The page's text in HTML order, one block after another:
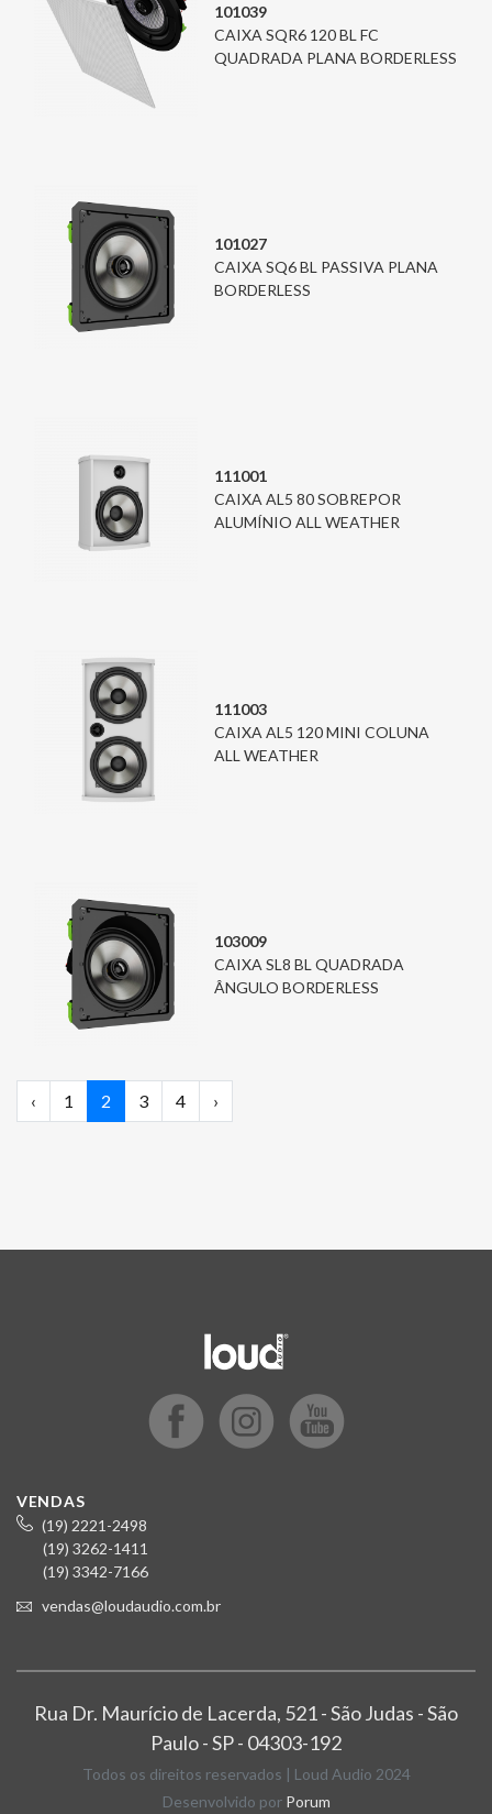
101039
CAIXA SQR6 120 BL FC
QUADRADA PLANA BORDERLESS
101027
CAIXA SQ6 BL PASSIVA PLANA
BORDERLESS
111001
CAIXA AL5 80 SOBREPOR
ALUMÍNIO ALL WEATHER
111003
CAIXA AL5 120 MINI COLUNA
ALL WEATHER
103009
CAIXA SL8 BL QUADRADA
ÂNGULO BORDERLESS
‹ 1 2 3 4 ›
VENDAS
(19) 2221-2498
(19) 3262-1411
(19) 3342-7166
vendas@loudaudio.com.br
Rua Dr. Maurício de Lacerda, 521 - São Judas - São
Paulo - SP - 04303-192
Todos os direitos reservados | Loud Audio 2024
Desenvolvido por Porum